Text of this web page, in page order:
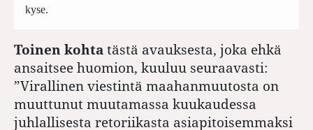
kyse.
Toinen kohta tästä avauksesta, joka ehkä
ansaitsee huomion, kuuluu seuraavasti:
”Virallinen viestintä maahanmuutosta on
muuttunut muutamassa kuukaudessa
juhlallisesta retoriikasta asiapitoisemmaksi